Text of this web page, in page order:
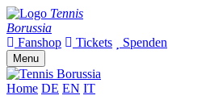
Tennis
Borussia
Fanshop
Tickets Spenden
Menu
Home DE EN IT